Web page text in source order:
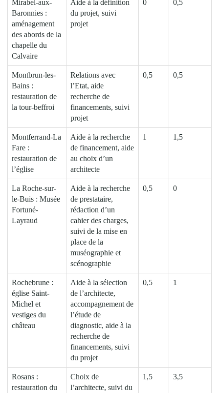
Mirabel-aux-
Baronnies :
aménagement
des abords de la
chapelle du
Calvaire
Aide à la définition
du projet, suivi
projet
0 0,5
Montbrun-les-
Bains :
restauration de
la tour-beffroi
Relations avec
l’Etat, aide
recherche de
financements, suivi
projet
0,5 0,5
Montferrand-La
Fare :
restauration de
l’église
Aide à la recherche
de financement, aide
au choix d’un
architecte
1 1,5
La Roche-sur-
le-Buis : Musée
Fortuné-
Layraud
Aide à la recherche
de prestataire,
rédaction d’un
cahier des charges,
suivi de la mise en
place de la
muséographie et
scénographie
0,5 0
Rochebrune :
église Saint-
Michel et
vestiges du
château
Aide à la sélection
de l’architecte,
accompagnement de
l’étude de
diagnostic, aide à la
recherche de
financements, suivi
du projet
0,5 1
Rosans :
restauration du
Choix de
l’architecte, suivi du
1,5 3,5